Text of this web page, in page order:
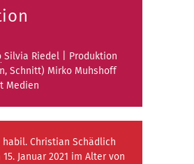
Silvia Riedel | Produktion
Schnitt) Mirko Muhshoff
Medien
habil. Christian Schädlich
Januar 2021 im Alter von